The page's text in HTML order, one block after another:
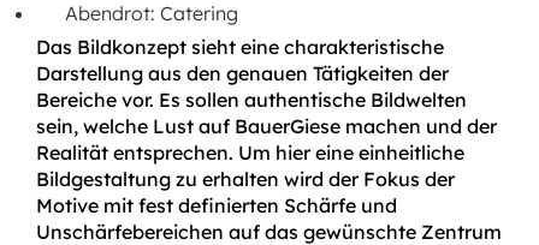
Abendrot: Catering
Das Bildkonzept sieht eine charakteristische
Darstellung aus den genauen Tätigkeiten der
Bereiche vor. Es sollen authentische Bildwelten
sein, welche Lust auf BauerGiese machen und der
Realität entsprechen. Um hier eine einheitliche
Bildgestaltung zu erhalten wird der Fokus der
Motive mit fest definierten Schärfe und
Unschärfebereichen auf das gewünschte Zentrum